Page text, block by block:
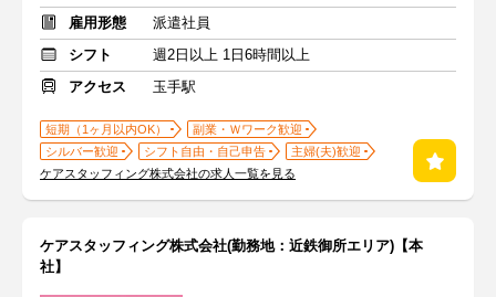
雇用形態
派遣社員
シフト
週2日以上 1日6時間以上
アクセス
玉手駅
短期（1ヶ月以内OK）
副業・Ｗワーク歓迎
シルバー歓迎
シフト自由・自己申告
主婦(夫)歓迎
ケアスタッフィング株式会社の求人一覧を見る
ケアスタッフィング株式会社(勤務地：近鉄御所エリア)【本
社】